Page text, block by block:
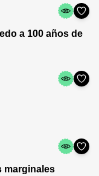
a 100 años de
marginales